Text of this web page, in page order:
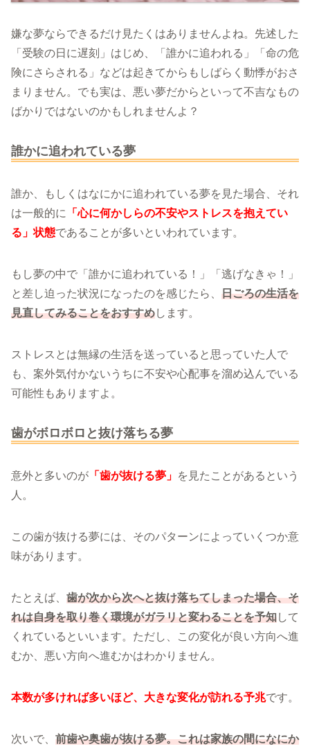
嫌な夢ならできるだけ見たくはありませんよね。先述した
「受験の日に遅刻」はじめ、「誰かに追われる」「命の危
険にさらされる」などは起きてからもしばらく動悸がおさ
まりません。でも実は、悪い夢だからといって不吉なもの
ばかりではないのかもしれませんよ？
誰かに追われている夢
誰か、もしくはなにかに追われている夢を見た場合、それ
は一般的に
「心に何かしらの不安やストレスを抱えてい
る」状態であることが多いといわれています。
もし夢の中で「誰かに追われている！」「逃げなきゃ！」
と差し迫った状況になったのを感じたら、 日ごろの生活を
見直してみることをおすすめします。
ストレスとは無縁の生活を送っていると思っていた人で
も、案外気付かないうちに不安や心配事を溜め込んでいる
可能性もありますよ。
歯がボロボロと抜け落ちる夢
意外と多いのが 「歯が抜ける夢」 を見たことがあるという
人。
この歯が抜ける夢には、そのパターンによっていくつか意
味があります。
たとえば、 歯が次から次へと抜け落ちてしまった場合、そ
れは自身を取り巻く環境がガラリと変わることを予知して
くれているといいます。ただし、この変化が良い方向へ進
むか、悪い方向へ進むかはわかりません。
本数が多ければ多いほど、大きな変化が訪れる予兆です。
次いで、 前歯や奥歯が抜ける夢。これは家族の間になにか